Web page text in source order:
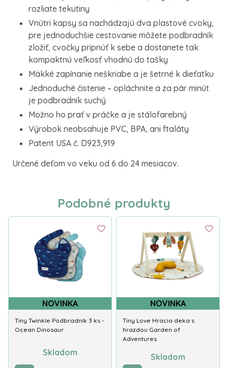
rozliate tekutiny
Vnútri kapsy sa nachádzajú dva plastové cvoky,
pre jednoduchšie cestovanie môžete podbradník
zložiť, cvočky pripnúť k sebe a dostanete tak
kompaktnú veľkosť vhodnú do tašky
Mäkké zapínanie neškriabe a je šetrné k dieťatku
Jednoduché čistenie – opláchnite a za pár minút
je podbradník suchý
Možno ho prať v práčke a je stálofarebný
Výrobok neobsahuje PVC, BPA, ani ftaláty
Patent USA č. D923,919
Určené deťom vo veku od 6 do 24 mesiacov.
Podobné produkty
NOVINKA
Tiny Twinkle Podbradník 3 ks -
Ocean Dinosaur
Skladom
NOVINKA
Tiny Love Hracia deka s
hrazdou Garden of
Adventures
Skladom